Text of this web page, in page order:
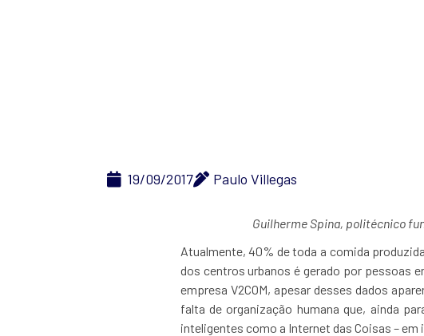
19/09/2017 Paulo Villegas
Guilherme Spina, politécnico
Atualmente, 40% de toda a comida
dos centros urbanos é gerado por pessoas
empresa V2COM, apesar desses dados
falta de organização humana que, ainda
inteligentes como a Internet das Coisas – em